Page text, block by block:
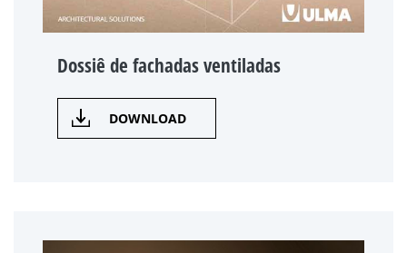
Dossiê de fachadas ventiladas
DOWNLOAD